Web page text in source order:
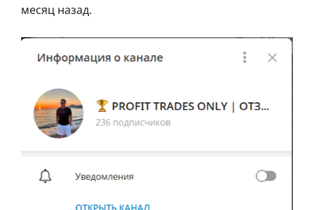
месяц назад.